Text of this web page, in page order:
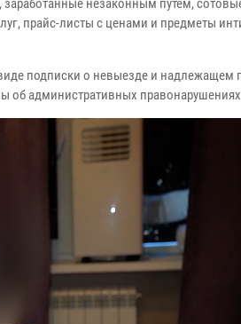
незаконным путем,
прайс-листы с ценами и предметы
подписки о невыезде и надлежащем
об административных